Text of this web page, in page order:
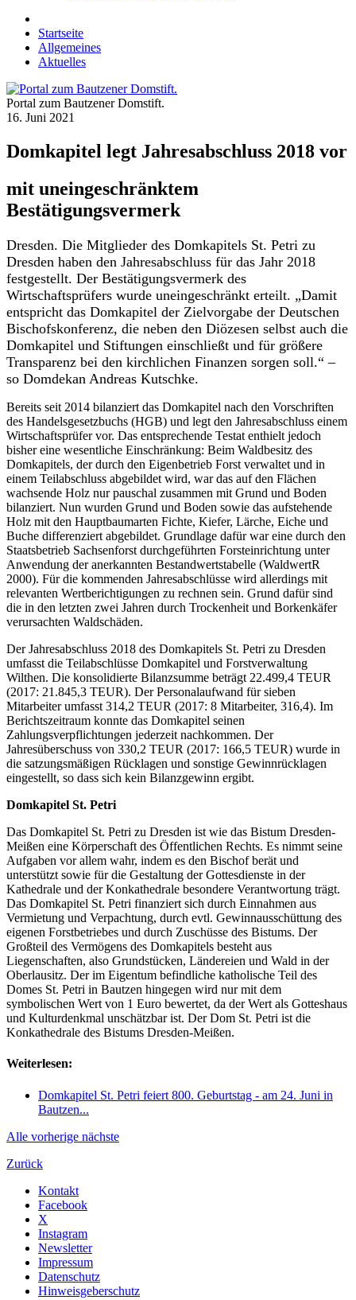
Startseite
Allgemeines
Aktuelles
Portal zum Bautzener Domstift.
16. Juni 2021
Domkapitel legt Jahresabschluss 2018 vor
mit uneingeschränktem
Bestätigungsvermerk
Dresden. Die Mitglieder des Domkapitels St. Petri zu
Dresden haben den Jahresabschluss für das Jahr 2018
festgestellt. Der Bestätigungsvermerk des
Wirtschaftsprüfers wurde uneingeschränkt erteilt. „Damit
entspricht das Domkapitel der Zielvorgabe der Deutschen
Bischofskonferenz, die neben den Diözesen selbst auch die
Domkapitel und Stiftungen einschließt und für größere
Transparenz bei den kirchlichen Finanzen sorgen soll.“ –
so Domdekan Andreas Kutschke.
Bereits seit 2014 bilanziert das Domkapitel nach den Vorschriften
des Handelsgesetzbuchs (HGB) und legt den Jahresabschluss einem
Wirtschaftsprüfer vor. Das entsprechende Testat enthielt jedoch
bisher eine wesentliche Einschränkung: Beim Waldbesitz des
Domkapitels, der durch den Eigenbetrieb Forst verwaltet und in
einem Teilabschluss abgebildet wird, war das auf den Flächen
wachsende Holz nur pauschal zusammen mit Grund und Boden
bilanziert. Nun wurden Grund und Boden sowie das aufstehende
Holz mit den Hauptbaumarten Fichte, Kiefer, Lärche, Eiche und
Buche differenziert abgebildet. Grundlage dafür war eine durch den
Staatsbetrieb Sachsenforst durchgeführten Forsteinrichtung unter
Anwendung der anerkannten Bestandwertstabelle (WaldwertR
2000). Für die kommenden Jahresabschlüsse wird allerdings mit
relevanten Wertberichtigungen zu rechnen sein. Grund dafür sind
die in den letzten zwei Jahren durch Trockenheit und Borkenkäfer
verursachten Waldschäden.
Der Jahresabschluss 2018 des Domkapitels St. Petri zu Dresden
umfasst die Teilabschlüsse Domkapitel und Forstverwaltung
Wilthen. Die konsolidierte Bilanzsumme beträgt 22.499,4 TEUR
(2017: 21.845,3 TEUR). Der Personalaufwand für sieben
Mitarbeiter umfasst 314,2 TEUR (2017: 8 Mitarbeiter, 316,4). Im
Berichtszeitraum konnte das Domkapitel seinen
Zahlungsverpflichtungen jederzeit nachkommen. Der
Jahresüberschuss von 330,2 TEUR (2017: 166,5 TEUR) wurde in
die satzungsmäßigen Rücklagen und sonstige Gewinnrücklagen
eingestellt, so dass sich kein Bilanzgewinn ergibt.
Domkapitel St. Petri
Das Domkapitel St. Petri zu Dresden ist wie das Bistum Dresden-
Meißen eine Körperschaft des Öffentlichen Rechts. Es nimmt seine
Aufgaben vor allem wahr, indem es den Bischof berät und
unterstützt sowie für die Gestaltung der Gottesdienste in der
Kathedrale und der Konkathedrale besondere Verantwortung trägt.
Das Domkapitel St. Petri finanziert sich durch Einnahmen aus
Vermietung und Verpachtung, durch evtl. Gewinnausschüttung des
eigenen Forstbetriebes und durch Zuschüsse des Bistums. Der
Großteil des Vermögens des Domkapitels besteht aus
Liegenschaften, also Grundstücken, Ländereien und Wald in der
Oberlausitz. Der im Eigentum befindliche katholische Teil des
Domes St. Petri in Bautzen hingegen wird nur mit dem
symbolischen Wert von 1 Euro bewertet, da der Wert als Gotteshaus
und Kulturdenkmal unschätzbar ist. Der Dom St. Petri ist die
Konkathedrale des Bistums Dresden-Meißen.
Weiterlesen:
Domkapitel St. Petri feiert 800. Geburtstag - am 24. Juni in
Bautzen...
Alle vorherige nächste
Zurück
Kontakt
Facebook
X
Instagram
Newsletter
Impressum
Datenschutz
Hinweisgeberschutz